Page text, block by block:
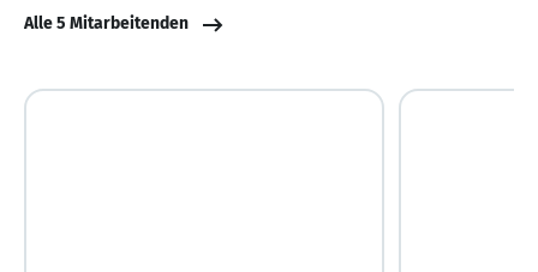
Alle 5 Mitarbeitenden